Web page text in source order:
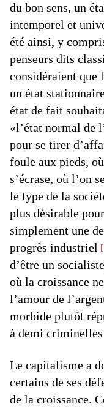
du bon sens, un
intemporel et
été ainsi, y
penseurs dits
considéraient que
un état
état de fait
«l’état normal de
pour se tirer
foule aux pieds,
s’écrase, où l’on
le type de la
plus désirable
simplement une
progrès industriel
d’être un
où la croissance
l’amour de
morbide plutôt
à demi
Le capitalisme a
certains de ses
de la croissance.